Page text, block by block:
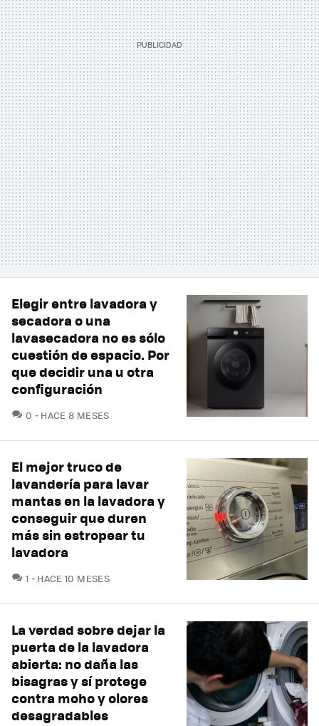
Elegir entre lavadora y
secadora o una
lavasecadora no es sólo
cuestión de espacio. Por
que decidir una u otra
configuración
0 COMENTARIOS
HACE 8 MESES
El mejor truco de
lavandería para lavar
mantas en la lavadora y
conseguir que duren
más sin estropear tu
lavadora
1 COMENTARIOS
HACE 10 MESES
La verdad sobre dejar la
puerta de la lavadora
abierta: no daña las
bisagras y sí protege
contra moho y olores
desagradables